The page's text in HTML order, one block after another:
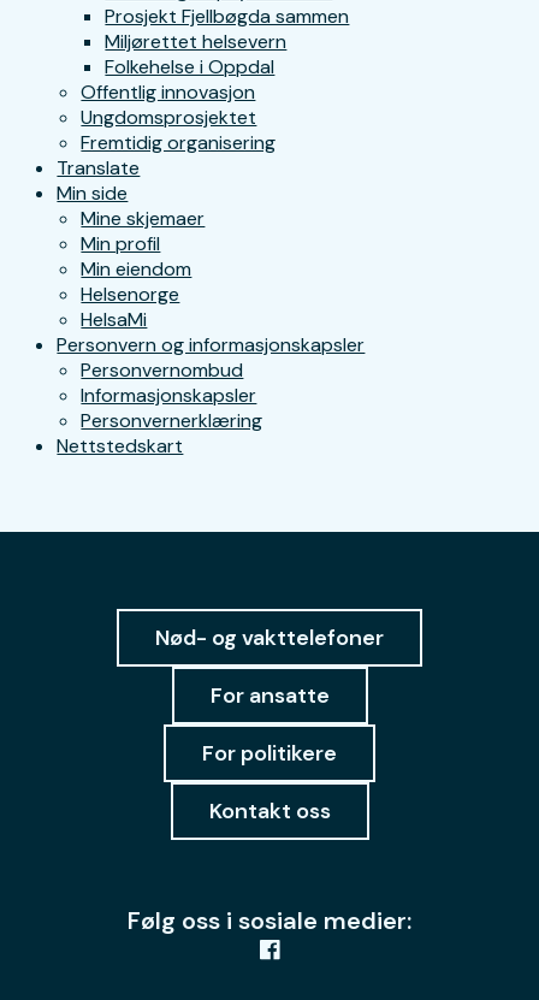
Prosjekt Fjellbøgda sammen
Miljørettet helsevern
Folkehelse i Oppdal
Offentlig innovasjon
Ungdomsprosjektet
Fremtidig organisering
Translate
Min side
Mine skjemaer
Min profil
Min eiendom
Helsenorge
HelsaMi
Personvern og informasjonskapsler
Personvernombud
Informasjonskapsler
Personvernerklæring
Nettstedskart
Nød- og vakttelefoner
For ansatte
For politikere
Kontakt oss
Følg oss i sosiale medier: